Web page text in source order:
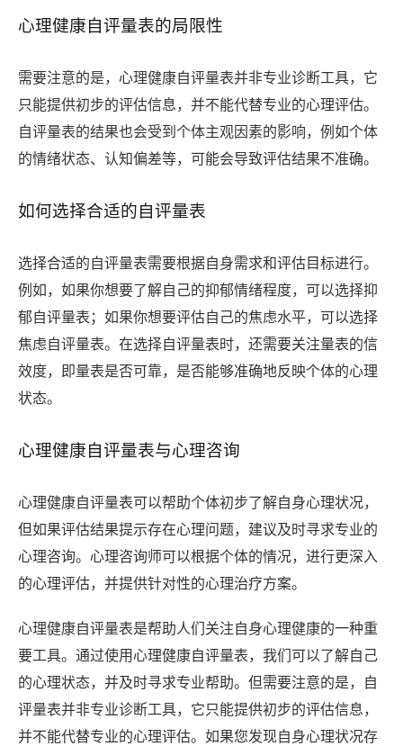
心理健康自评量表的局限性
需要注意的是，心理健康自评量表并非专业诊断工具，它
只能提供初步的评估信息，并不能代替专业的心理评估。
自评量表的结果也会受到个体主观因素的影响，例如个体
的情绪状态、认知偏差等，可能会导致评估结果不准确。
如何选择合适的自评量表
选择合适的自评量表需要根据自身需求和评估目标进行。
例如，如果你想要了解自己的抑郁情绪程度，可以选择抑
郁自评量表；如果你想要评估自己的焦虑水平，可以选择
焦虑自评量表。在选择自评量表时，还需要关注量表的信
效度，即量表是否可靠，是否能够准确地反映个体的心理
状态。
心理健康自评量表与心理咨询
心理健康自评量表可以帮助个体初步了解自身心理状况，
但如果评估结果提示存在心理问题，建议及时寻求专业的
心理咨询。心理咨询师可以根据个体的情况，进行更深入
的心理评估，并提供针对性的心理治疗方案。
心理健康自评量表是帮助人们关注自身心理健康的一种重
要工具。通过使用心理健康自评量表，我们可以了解自己
的心理状态，并及时寻求专业帮助。但需要注意的是，自
评量表并非专业诊断工具，它只能提供初步的评估信息，
并不能代替专业的心理评估。如果您发现自身心理状况存